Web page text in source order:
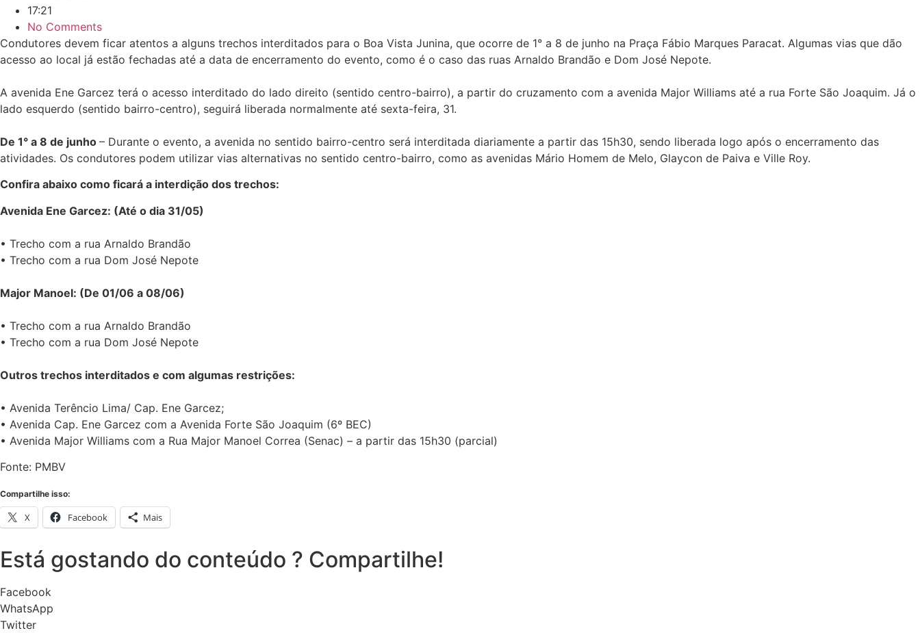
17:21
No Comments
Condutores devem ficar atentos a alguns trechos interditados para o Boa Vista Junina, que ocorre de 1° a 8 de junho na Praça Fábio Marques Paracat. Algumas vias que dão
acesso ao local já estão fechadas até a data de encerramento do evento, como é o caso das ruas Arnaldo Brandão e Dom José Nepote.
A avenida Ene Garcez terá o acesso interditado do lado direito (sentido centro-bairro), a partir do cruzamento com a avenida Major Williams até a rua Forte São Joaquim. Já o
lado esquerdo (sentido bairro-centro), seguirá liberada normalmente até sexta-feira, 31.
De 1° a 8 de junho – Durante o evento, a avenida no sentido bairro-centro será interditada diariamente a partir das 15h30, sendo liberada logo após o encerramento das
atividades. Os condutores podem utilizar vias alternativas no sentido centro-bairro, como as avenidas Mário Homem de Melo, Glaycon de Paiva e Ville Roy.
Confira abaixo como ficará a interdição dos trechos:
Avenida Ene Garcez: (Até o dia 31/05)
• Trecho com a rua Arnaldo Brandão
• Trecho com a rua Dom José Nepote
Major Manoel: (De 01/06 a 08/06)
• Trecho com a rua Arnaldo Brandão
• Trecho com a rua Dom José Nepote
Outros trechos interditados e com algumas restrições:
• Avenida Terêncio Lima/ Cap. Ene Garcez;
• Avenida Cap. Ene Garcez com a Avenida Forte São Joaquim (6º BEC)
• Avenida Major Williams com a Rua Major Manoel Correa (Senac) – a partir das 15h30 (parcial)
Fonte: PMBV
Compartilhe isso:
X Facebook Mais
Está gostando do conteúdo ? Compartilhe!
Facebook
WhatsApp
Twitter